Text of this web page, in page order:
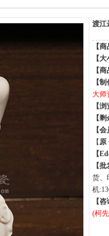
渡江
【
【
【
【
大师
【浏
【剩
【会
【 原
【
【
货、
机
【
(柯